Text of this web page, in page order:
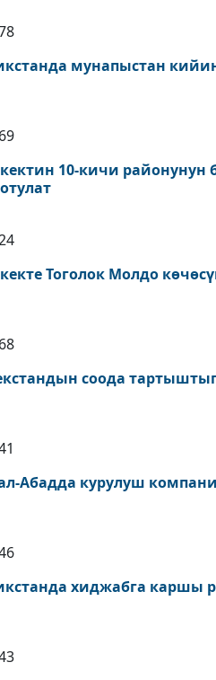
мунапыстан
10-кичи районунун
Тоголок Молдо
соода
Абадда курулуш
хиджабга каршы